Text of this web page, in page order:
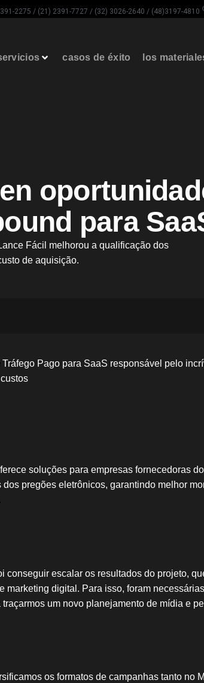
2275 / (21) 2391-7727 / (32) 3026-2640 / (48)3197-4810
casos de éxito los
para
Fácil melhorou a qualificação dos
de aquisição.
Pago para SaaS responsável pelo
soluções para empresas fornecedoras
pregões eletrônicos, garantindo melhor
conseguir escalar os resultados do projeto,
marketing digital. Para isso, foram
um novo planejamento de mídia e
os formatos de campanhas tanto no